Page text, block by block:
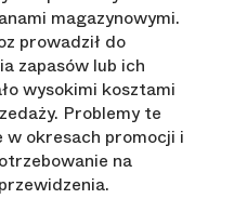
magazynowymi.
prowadził do
zapasów lub ich
wysokimi kosztami
Problemy te
w okresach promocji i
na